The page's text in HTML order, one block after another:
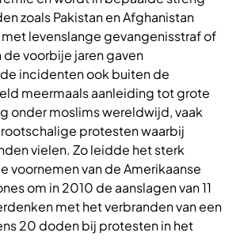
zoals Pakistan en Afghanistan
levenslange gevangenisstraf of
voorbije jaren gaven
incidenten ook buiten de
meermaals aanleiding tot grote
onder moslims wereldwijd, vaak
protesten waarbij
vielen. Zo leidde het sterk
voornemen van de Amerikaanse
om in 2010 de aanslagen van 11
met het verbranden van een
20 doden bij protesten in het